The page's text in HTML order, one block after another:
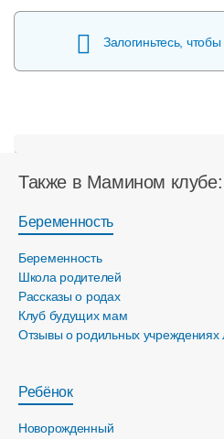
Залогиньтесь,
Также в Мамином клубе:
Беременность
Беременность
Школа родителей
Рассказы о родах
Клуб будущих мам
Отзывы о родильных учреждениях
Ребёнок
Новорожденный